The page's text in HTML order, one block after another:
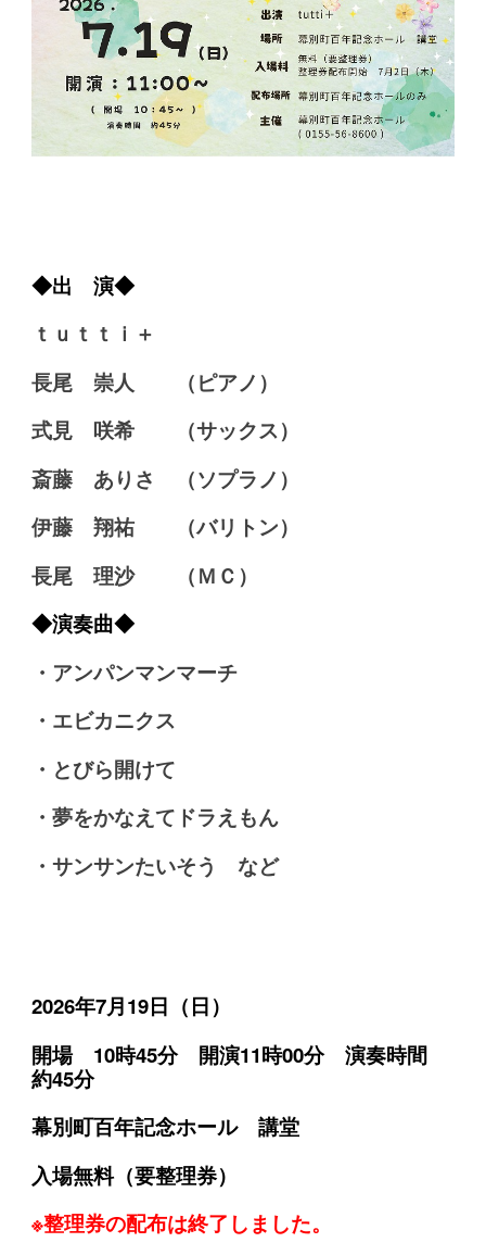
◆出 演◆
ｔｕｔｔｉ＋
長尾 崇人 （ピアノ）
式見 咲希 （サックス）
斎藤 ありさ （ソプラノ）
伊藤 翔祐 （バリトン）
長尾 理沙 （ＭＣ）
◆演奏曲◆
・アンパンマンマーチ
・エビカニクス
・とびら開けて
・夢をかなえてドラえもん
・サンサンたいそう など
2026年7月19日（日）
開場 10時45分 開演11時00分 演奏時間
約45分
幕別町百年記念ホール 講堂
入場無料（要整理券）
※整理券の配布は終了しました。